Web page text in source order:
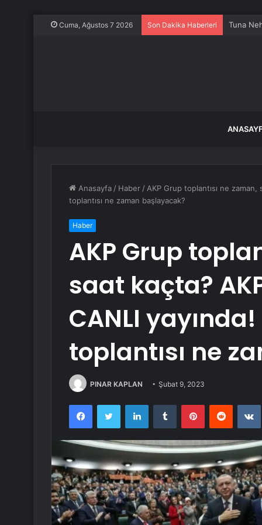
Cuma, Ağustos 7 2026 Son Dakika Haberleri Tuna
Anasayfa / Haber / AKP Grup toplantısı ne zaman,
toplantısı ne zaman başlayacak?
Haber
AKP Grup
saat kaçta?
CANLI
toplantısı ne
PINAR KAPLAN Şubat 9, 2023
FacebookTwitter LinkedInTumblr PinterestReddit